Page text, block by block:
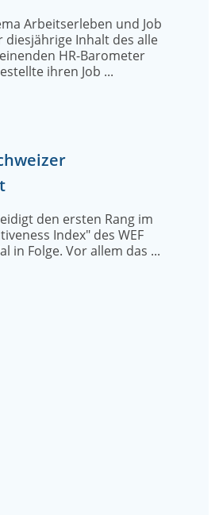
Arbeitserleben und Job
diesjährige Inhalt des alle
HR-Barometer
ihren Job ...
den ersten Rang im
Index" des WEF
in Folge. Vor allem das ...